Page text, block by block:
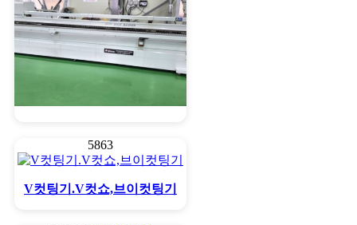
5863
V컷팅기.V컷쇼,브이컷팅기